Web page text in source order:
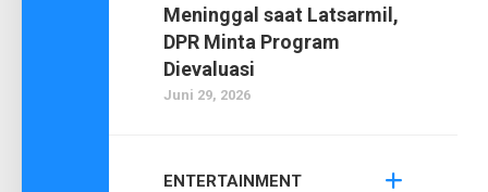
Meninggal saat Latsarmil,
DPR Minta Program
Dievaluasi
Juni 29, 2026
ENTERTAINMENT